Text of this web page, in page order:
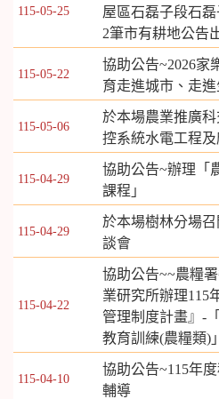
115-05-25
屋區石磊子段石磊
2筆市有耕地公告
115-05-22
協助公告~2026家
育走進城市、走
115-05-06
於本場農業推廣
控系統水電工程及
115-04-29
協助公告~辦理「
課程」
115-04-29
於本場樹林分場
談會
115-04-22
協助公告~~農糧
業研究所辦理115
管理制度計畫』-
教育訓練(農糧類)」
115-04-10
協助公告~115年
輔導